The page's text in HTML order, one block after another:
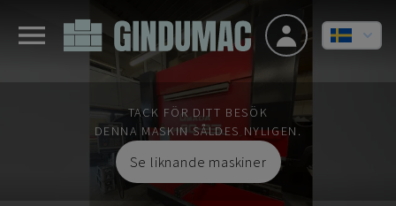
TACK FÖR DITT BESÖK
DENNA MASKIN SÅLDES NYLIGEN.
Se liknande maskiner